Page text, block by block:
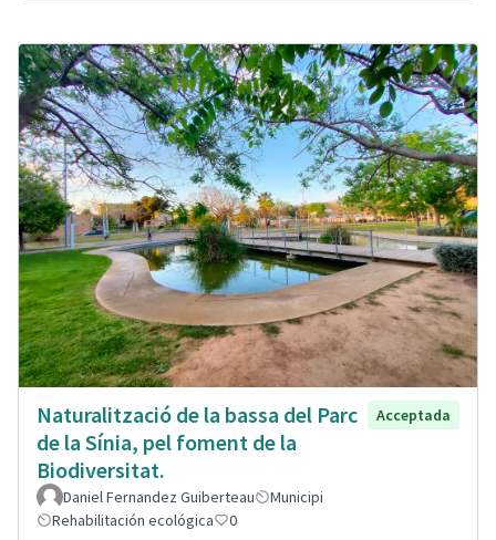
Naturalització de la bassa del Parc
de la Sínia, pel foment de la
Biodiversitat.
Acceptada
Daniel Fernandez Guiberteau
Municipi
Rehabilitación ecológica
0